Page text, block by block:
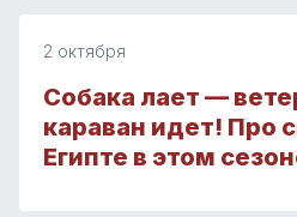
2 октября
Собака лает —
караван идет! Про
Египте в этом